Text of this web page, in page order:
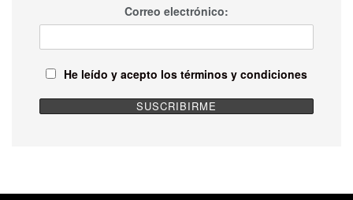
Correo electrónico:
He leído y acepto los términos y condiciones